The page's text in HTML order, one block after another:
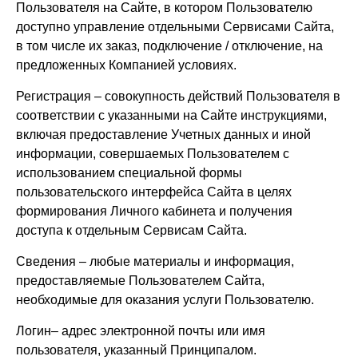
Пользователя на Сайте, в котором Пользователю
доступно управление отдельными Сервисами Сайта,
в том числе их заказ, подключение / отключение, на
предложенных Компанией условиях.
Регистрация – совокупность действий Пользователя в
соответствии с указанными на Сайте инструкциями,
включая предоставление Учетных данных и иной
информации, совершаемых Пользователем с
использованием специальной формы
пользовательского интерфейса Сайта в целях
формирования Личного кабинета и получения
доступа к отдельным Сервисам Сайта.
Сведения – любые материалы и информация,
предоставляемые Пользователем Сайта,
необходимые для оказания услуги Пользователю.
Логин– адрес электронной почты или имя
пользователя, указанный Принципалом.